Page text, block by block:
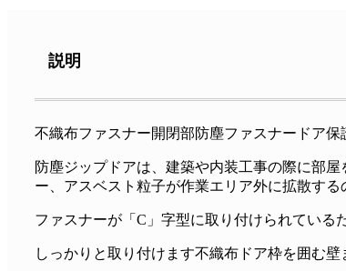
説明
不織布ファスナー開閉部防塵ファスナードア保
防塵ジップドアは、建築や内装工事の際に部
ー、アスベスト粒子が作業エリア外に拡散す
ファスナーが「C」字型に取り付けられている
しっかりと取り付けます不織布 ドア枠を囲む